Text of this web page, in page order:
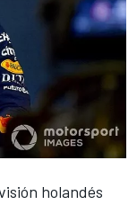
holandés